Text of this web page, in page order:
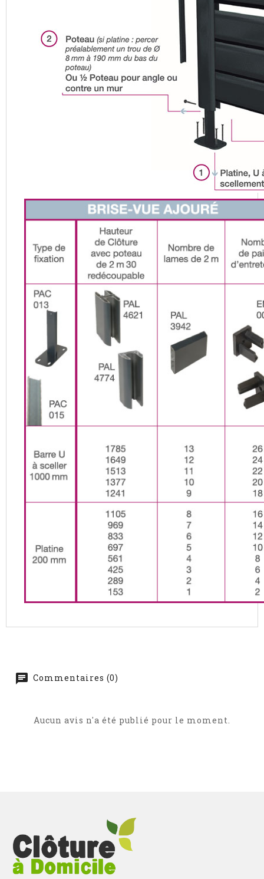
Commentaires (0)
Aucun avis n'a été publié pour le moment.